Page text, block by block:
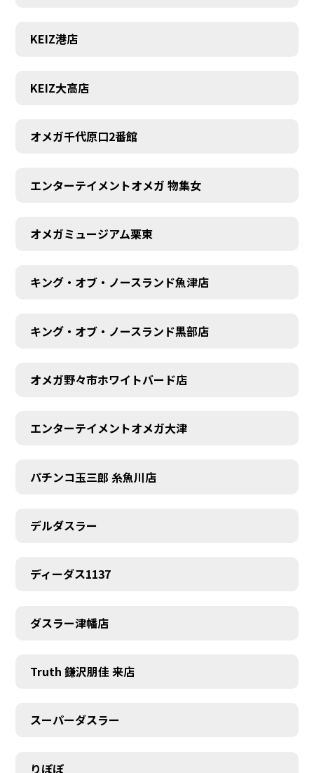
KEIZ港店
KEIZ大高店
オメガ千代原口2番館
エンターテイメントオメガ 物集女
オメガミュージアム栗東
キング・オブ・ノースランド魚津店
キング・オブ・ノースランド黒部店
オメガ野々市ホワイトバード店
エンターテイメントオメガ大津
パチンコ玉三郎 糸魚川店
デルダスラー
ディーダス1137
ダスラー津幡店
Truth 鎌沢朋佳 来店
スーパーダスラー
りぽぽ